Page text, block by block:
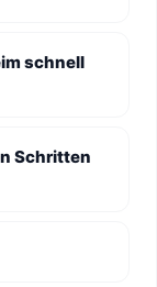
schnell
Schritten